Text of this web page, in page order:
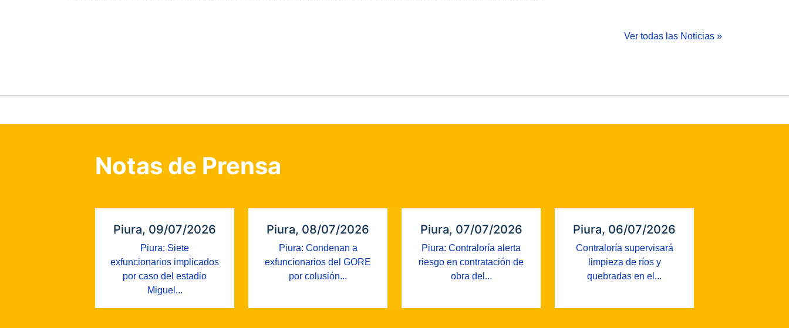
Ver todas las Noticias »
Notas de Prensa
Piura, 09/07/2026
Piura: Siete
exfuncionarios implicados
por caso del estadio
Miguel...
Piura, 08/07/2026
Piura: Condenan a
exfuncionarios del GORE
por colusión...
Piura, 07/07/2026
Piura: Contraloría alerta
riesgo en contratación de
obra del...
Piura, 06/07/2026
Contraloría supervisará
limpieza de ríos y
quebradas en el...